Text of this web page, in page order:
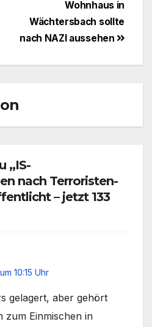
Wohnhaus in
Wächtersbach sollte
nach NAZI aussehen
„IS-
nach Terroristen-
– jetzt 133
10:15 Uhr
gelagert, aber gehört
zum Einmischen in